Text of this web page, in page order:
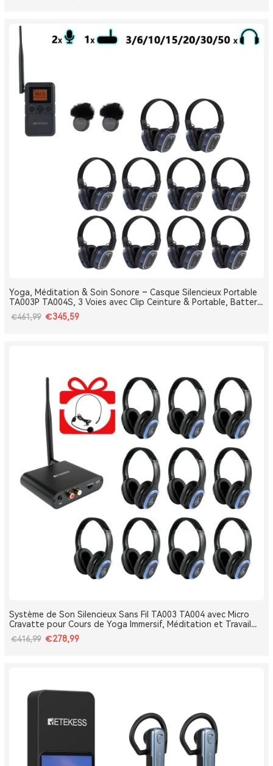
Yoga, Méditation & Soin Sonore – Casque Silencieux Portable
TA003P TA004S, 3 Voies avec Clip Ceinture & Portable, Batterie
Amovible, Bluetooth, Bass Boost
€461,99 €345,59
Système de Son Silencieux Sans Fil TA003 TA004 avec Micro
Cravatte pour Cours de Yoga Immersif, Méditation et Travail
Respiratoire
€416,99 €278,99